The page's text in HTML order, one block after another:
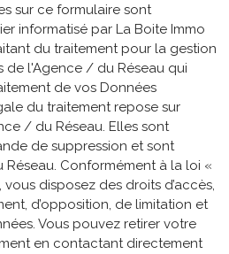
sur ce formulaire sont
informatisé par La Boite Immo
du traitement pour la gestion
l'Agence / du Réseau qui
de vos Données
du traitement repose sur
/ du Réseau. Elles sont
de suppression et sont
Conformément à la loi «
disposez des droits d’accès,
d’opposition, de limitation et
Vous pouvez retirer votre
en contactant directement